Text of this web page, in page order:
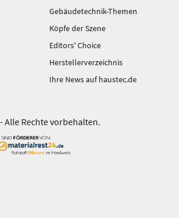
Gebäudetechnik-Themen
Köpfe der Szene
Editors' Choice
Herstellerverzeichnis
Ihre News auf haustec.de
Alle Rechte vorbehalten.